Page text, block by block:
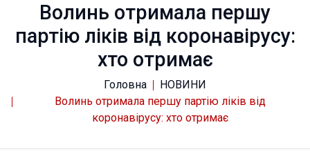
Волинь отримала першу
партію ліків від коронавірусу:
хто отримає
Головна
НОВИНИ
Волинь отримала першу партію ліків від
коронавірусу: хто отримає